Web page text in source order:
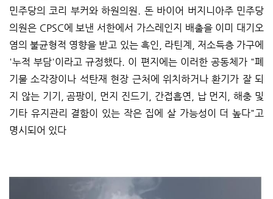
민주당의 코리 부커와 하원의원. 돈 바이어 버지니아주 민주당
의원은 CPSC에 보낸 서한에서 가스레인지 배출을 이미 대기오
염의 불균형적 영향을 받고 있는 흑인, 라틴계, 저소득층 가구에
'누적 부담'이라고 규정했다. 이 편지에는 이러한 공동체가 "폐
기물 소각장이나 석탄재 현장 근처에 위치하거나 환기가 잘 되
지 않는 기기, 곰팡이, 먼지 진드기, 간접흡연, 납 먼지, 해충 및
기타 유지관리 결함이 있는 작은 집에 살 가능성이 더 높다"고
명시되어 있다